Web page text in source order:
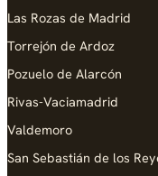
Las Rozas de Madrid
Torrejón de Ardoz
Pozuelo de Alarcón
Rivas-Vaciamadrid
Valdemoro
San Sebastián de los